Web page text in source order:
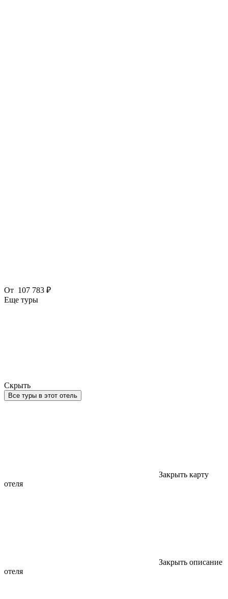
От 107 783 ₽
Еще туры
Скрыть
Все туры в этот отель
Закрыть карту
отеля
Закрыть описание
отеля